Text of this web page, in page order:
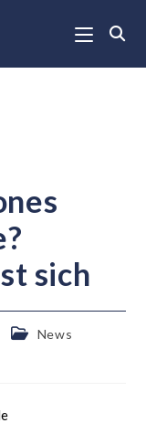
sich
News